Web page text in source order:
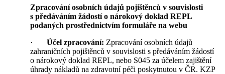
Zpracování osobních údajů pojištěnců v souvislosti
s předáváním žádostí o nárokový doklad REPL
podaných prostřednictvím formuláře na webu
· Účel zpracování: Zpracování osobních údajů
zahraničních pojištěnců v souvislosti s předáváním žádostí
o nárokový doklad REPL, nebo S045 za účelem zajištění
úhrady nákladů na zdravotní péči poskytnutou v ČR. KZP